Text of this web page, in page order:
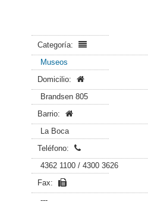
Categoría:
Museos
Domicilio:
Brandsen 805
Barrio:
La Boca
Teléfono:
4362 1100 / 4300 3626
Fax:
---